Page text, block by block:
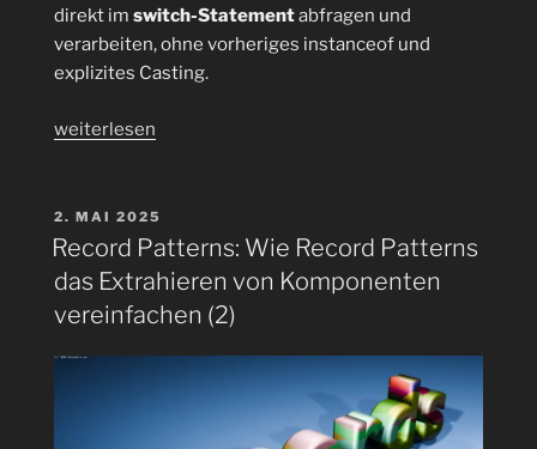
direkt im switch-Statementabfragen und
verarbeiten, ohne vorheriges instanceof und
explizites Casting.
„Pattern
switch
(3)“
weiterlesen
VERÖFFENTLICHT
AM
2. MAI 2025
Record Patterns: Wie Record Patterns
das Extrahieren von Komponenten
vereinfachen (2)